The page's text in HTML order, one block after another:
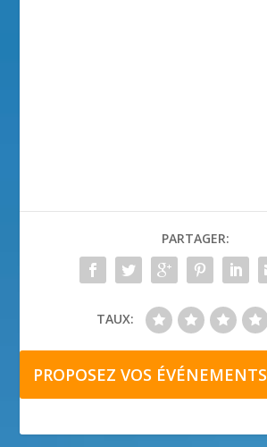
PARTAGER:
TAUX:
PROPOSEZ VOS ÉVÉNEMENTS